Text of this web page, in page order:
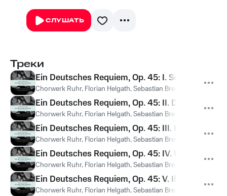
СЛУШАТЬ
Треки
Ein Deutsches Requiem, Op. 45: I. Selig sind, die
Chorwerk Ruhr, Florian Helgath, Sebastian Breuing, Christoph
Ein Deutsches Requiem, Op. 45: II. Denn alles
Chorwerk Ruhr, Florian Helgath, Sebastian Breuing, Christoph
Ein Deutsches Requiem, Op. 45: III. Herr, lehre
Chorwerk Ruhr, Florian Helgath, Sebastian Breuing, Christoph
Ein Deutsches Requiem, Op. 45: IV. Wie lieblich
Chorwerk Ruhr, Florian Helgath, Sebastian Breuing, Christoph
Ein Deutsches Requiem, Op. 45: V. Ihr habt nun
Chorwerk Ruhr, Florian Helgath, Sebastian Breuing, Christoph